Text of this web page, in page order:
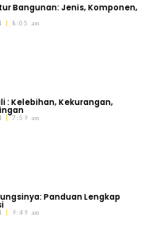
Bangunan: Jenis, Komponen,
8:05 am
: Kelebihan, Kekurangan,
7:59 am
Panduan Lengkap
9:49 am